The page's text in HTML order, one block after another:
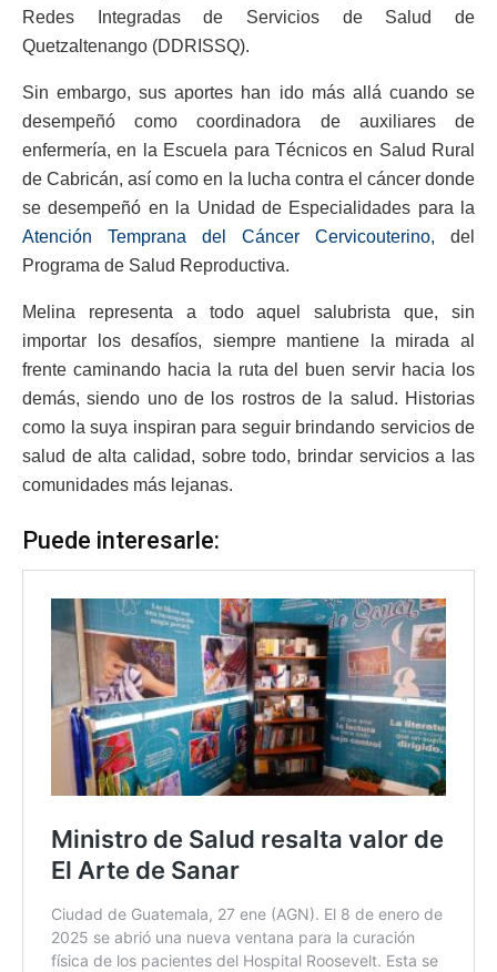
Redes Integradas de Servicios de Salud de
Quetzaltenango (DDRISSQ).
Sin embargo, sus aportes han ido más allá cuando se
desempeñó como coordinadora de auxiliares de
enfermería, en la Escuela para Técnicos en Salud Rural
de Cabricán, así como en la lucha contra el cáncer donde
se desempeñó en la Unidad de Especialidades para la
Atención Temprana del Cáncer Cervicouterino, del
Programa de Salud Reproductiva.
Melina representa a todo aquel salubrista que, sin
importar los desafíos, siempre mantiene la mirada al
frente caminando hacia la ruta del buen servir hacia los
demás, siendo uno de los rostros de la salud. Historias
como la suya inspiran para seguir brindando servicios de
salud de alta calidad, sobre todo, brindar servicios a las
comunidades más lejanas.
Puede interesarle: